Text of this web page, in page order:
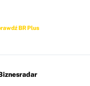
BR Plus